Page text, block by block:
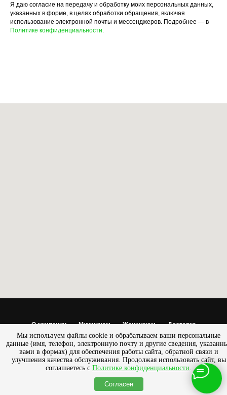
Я даю согласие на передачу и обработку моих персональных данных,
указанных в форме, в целях обработки обращения, включая
использование электронной почты и мессенджеров. Подробнее — в
Политике конфиденциальности.
О компании Мужчинам Женщинам
Доставка
Обмен/возврат
© 2013 - 2025 Салон — магазин «ПРЕСТИЖ» | Разработано
SemanticaLab
Мы используем файлы cookie и обрабатываем ваши персональные
данные (имя, телефон, электронную почту и другие сведения,
вами в формах) для обеспечения работы сайта, обратной связи и
улучшения качества обслуживания. Продолжая использовать сайт, вы
соглашаетесь с Политике конфиденциальности.
Согласен